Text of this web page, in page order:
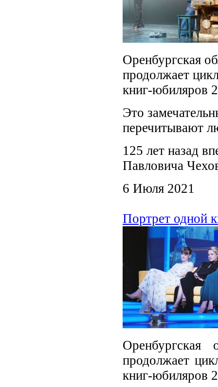
Оренбургская
продолжает
книг-юбиляров
Это
перечитывают
125 лет назад
Павловича
6 Июля 2021
Портрет одной
продолжает
книг-юбиляров